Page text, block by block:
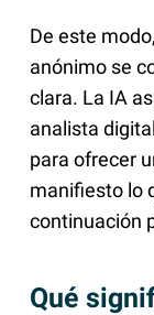
De este
anónimo se
clara. La IA
analista
para ofrecer
manifiesto lo
continuación
Qué